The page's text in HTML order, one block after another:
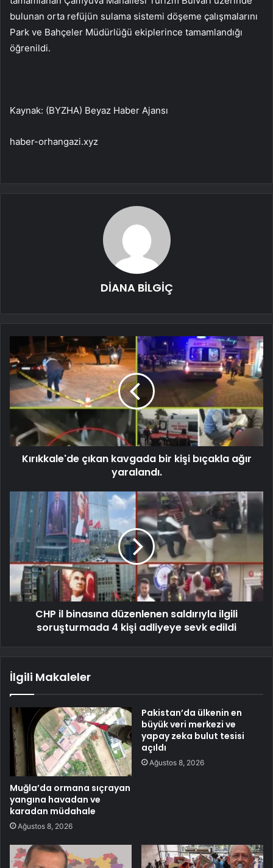
bulunan orta refüjün sulama sistemi döşeme çalışmalarını
Park ve Bahçeler Müdürlüğü ekiplerince tamamlandığı
öğrenildi.
Kaynak: (BYZHA) Beyaz Haber Ajansı
haber-orhangazi.xyz
DİANA BİLGİÇ
Kırıkkale'de çıkan kavgada bir kişi bıçakla ağır
yaralandı.
CHP il binasına düzenlenen saldırıyla ilgili
soruşturmada 4 kişi adliyeye sevk edildi
İlgili Makaleler
Muğla’da ormana sıçrayan
yangına havadan ve
karadan müdahale
Ağustos 8, 2026
Pakistan’da ülkenin en
büyük veri merkezi ve
yapay zeka bulut tesisi
açıldı
Ağustos 8, 2026